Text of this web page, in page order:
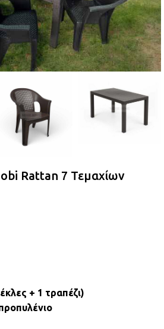
Rattan 7 Τεμαχίων
+ 1 τραπέζι)